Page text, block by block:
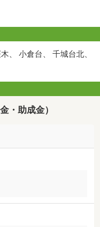
、 小倉台、 千城台北、
・助成金）